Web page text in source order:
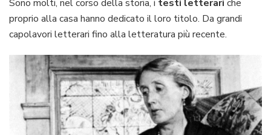
Sono molti, nel corso della storia, i testi letterari che
proprio alla casa hanno dedicato il loro titolo. Da grandi
capolavori letterari fino alla letteratura più recente.